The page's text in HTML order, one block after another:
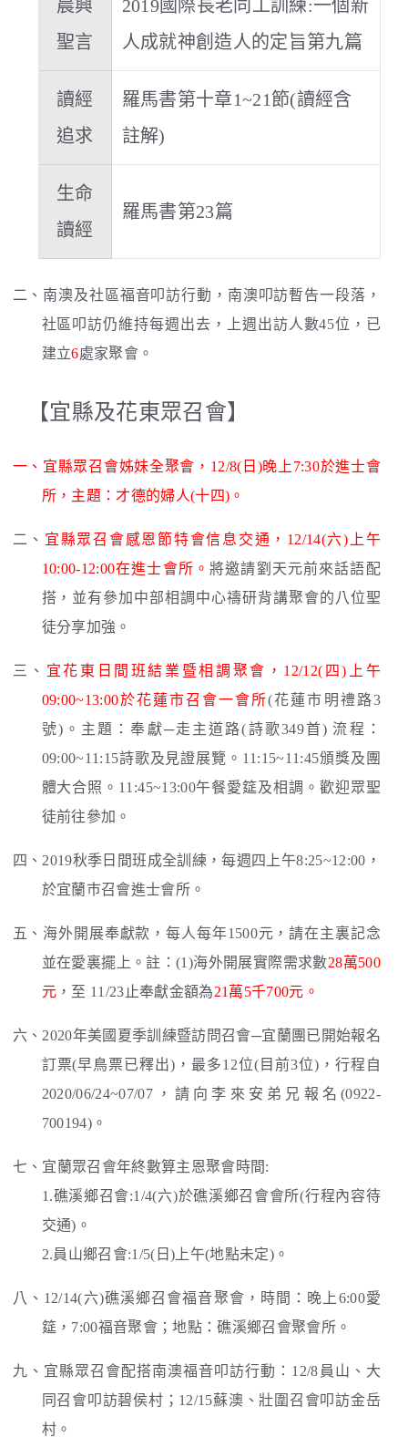
晨興
聖言
2019國際長老同工訓練:一個新
人成就神創造人的定旨第九篇
讀經
追求
羅馬書第十章1~21節(讀經含
註解)
生命
讀經
羅馬書第23篇
二、南澳及社區福音叩訪行動，南澳叩訪暫告一段落，
社區叩訪仍維持每週出去，上週出訪人數45位，已
建立6處家聚會。
【宜縣及花東眾召會】
一、宜縣眾召會姊妹全聚會，12/8(日)晚上7:30於進士會
所，主題：才德的婦人(十四)。
二、 宜縣眾召會感恩節特會信息交通，12/14(六)上午
10:00-12:00在進士會所。將邀請劉天元前來話語配
搭，並有參加中部相調中心禱研背講聚會的八位聖
徒分享加強。
三、 宜花東日間班結業暨相調聚會，12/12(四)上午
09:00~13:00於花蓮市召會一會所(花蓮市明禮路3
號)。主題：奉獻─走主道路(詩歌349首) 流程：
09:00~11:15詩歌及見證展覽。11:15~11:45頒獎及團
體大合照。11:45~13:00午餐愛筵及相調。歡迎眾聖
徒前往參加。
四、2019秋季日間班成全訓練，每週四上午8:25~12:00，
於宜蘭巿召會進士會所。
五、海外開展奉獻款，每人每年1500元，請在主裏記念
並在愛裏擺上。註：(1)海外開展實際需求數28萬500
元，至 11/23止奉獻金額為21萬5千700元。
六、2020年美國夏季訓練暨訪問召會─宜蘭團已開始報名
訂票(早鳥票已釋出)，最多12位(目前3位)，行程自
2020/06/24~07/07，請向李來安弟兄報名(0922-
700194)。
七、宜蘭眾召會年終數算主恩聚會時間:
1.礁溪鄉召會:1/4(六)於礁溪鄉召會會所(行程內容待
交通)。
2.員山鄉召會:1/5(日)上午(地點未定)。
八、12/14(六)礁溪鄉召會福音聚會，時間：晚上6:00愛
筵，7:00福音聚會；地點：礁溪鄉召會聚會所。
九、宜縣眾召會配搭南澳福音叩訪行動：12/8員山、大
同召會叩訪碧侯村；12/15蘇澳、壯圍召會叩訪金岳
村。